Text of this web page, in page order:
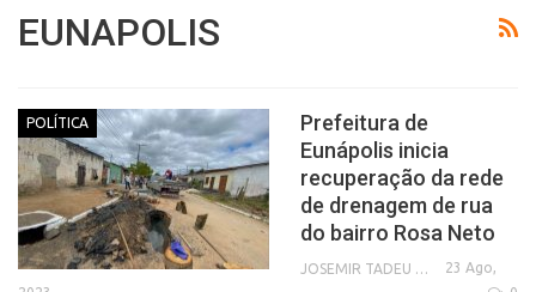
EUNAPOLIS
POLÍTICA
Prefeitura de
Eunápolis inicia
recuperação da rede
de drenagem de rua
do bairro Rosa Neto
23 Ago,